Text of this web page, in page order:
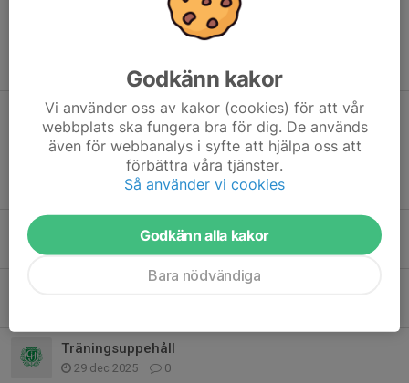
Tidigare nyheter
Säsongen närmar sig sitt slut
30 mar, 20:47 0
Hemma-sammandrag 260221!
19 feb, 00:02 0
Sammandrag Porsöhallen 24/1
Sponsring för hemmasammandraget
Träningsuppehåll
29 dec 2025 0
Godkänn kakor
Vi använder oss av kakor (cookies) för att vår
webbplats ska fungera bra för dig. De används
även för webbanalys i syfte att hjälpa oss att
förbättra våra tjänster.
Så använder vi cookies
Godkänn alla kakor
Bara nödvändiga